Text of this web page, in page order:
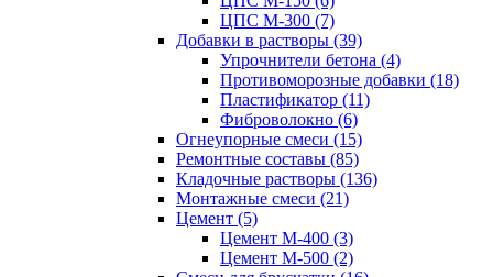
ЦПС М-300 (7)
Добавки в растворы (39)
Упрочнители бетона (4)
Противоморозные добавки (18)
Пластификатор (11)
Фиброволокно (6)
Огнеупорные смеси (15)
Ремонтные составы (85)
Кладочные растворы (136)
Монтажные смеси (21)
Цемент (5)
Цемент М-400 (3)
Цемент М-500 (2)